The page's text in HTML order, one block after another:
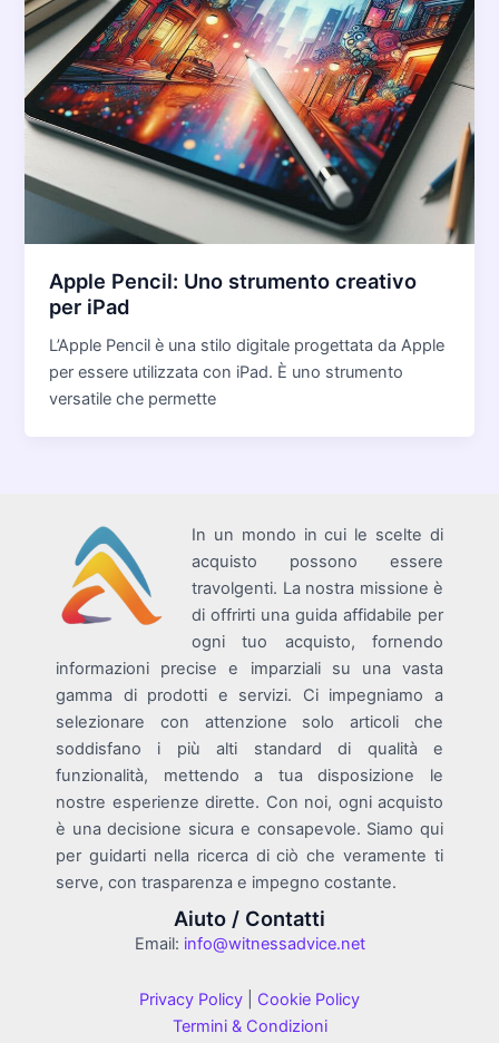
Apple Pencil: Uno strumento creativo
per iPad
L’Apple Pencil è una stilo digitale progettata da Apple
per essere utilizzata con iPad. È uno strumento
versatile che permette
In un mondo in cui le scelte di
acquisto possono essere
travolgenti. La nostra missione è
di offrirti una guida affidabile per
ogni tuo acquisto, fornendo
informazioni precise e imparziali su una vasta
gamma di prodotti e servizi. Ci impegniamo a
selezionare con attenzione solo articoli che
soddisfano i più alti standard di qualità e
funzionalità, mettendo a tua disposizione le
nostre esperienze dirette. Con noi, ogni acquisto
è una decisione sicura e consapevole. Siamo qui
per guidarti nella ricerca di ciò che veramente ti
serve, con trasparenza e impegno costante.
Aiuto / Contatti
Email: info@witnessadvice.net
Privacy Policy
Cookie Policy
Termini & Condizioni